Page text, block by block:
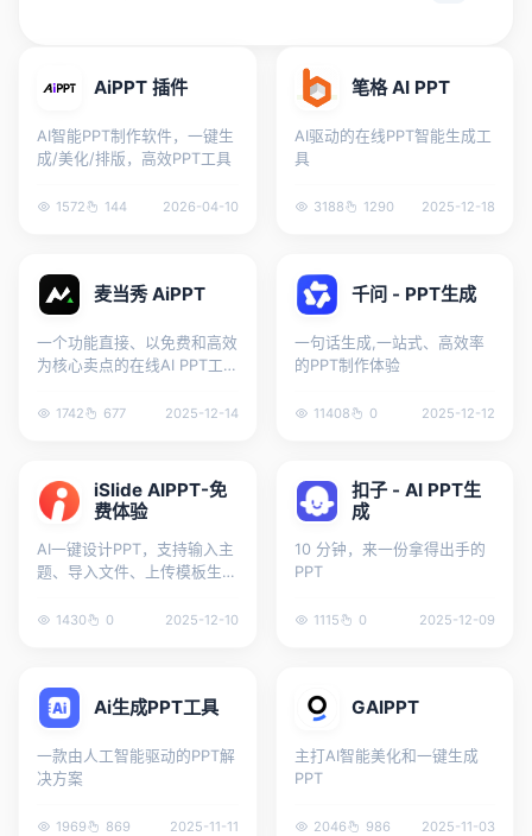
AiPPT 插件
AI智能PPT制作软件，一键生
成/美化/排版，高效PPT工具
1572 144 2026-04-10
笔格 AI PPT
AI驱动的在线PPT智能生成工
具
3188 1290 2025-12-18
麦当秀 AiPPT
一个功能直接、以免费和高效
为核心卖点的在线AI PPT工
1742 677 2025-12-14
千问 - PPT生成
一句话生成,一站式、高效率
的PPT制作体验
11408 0 2025-12-12
iSlide AIPPT-免
费体验
AI一键设计PPT，支持输入主
题、导入文件、上传模板生成
1430 0 2025-12-10
扣子 - AI PPT生
成
10 分钟，来一份拿得出手的
PPT
1115 0 2025-12-09
Ai生成PPT工具
一款由人工智能驱动的PPT解
决方案
1969 869 2025-11-11
GAIPPT
主打AI智能美化和一键生成
PPT
2046 986 2025-11-03